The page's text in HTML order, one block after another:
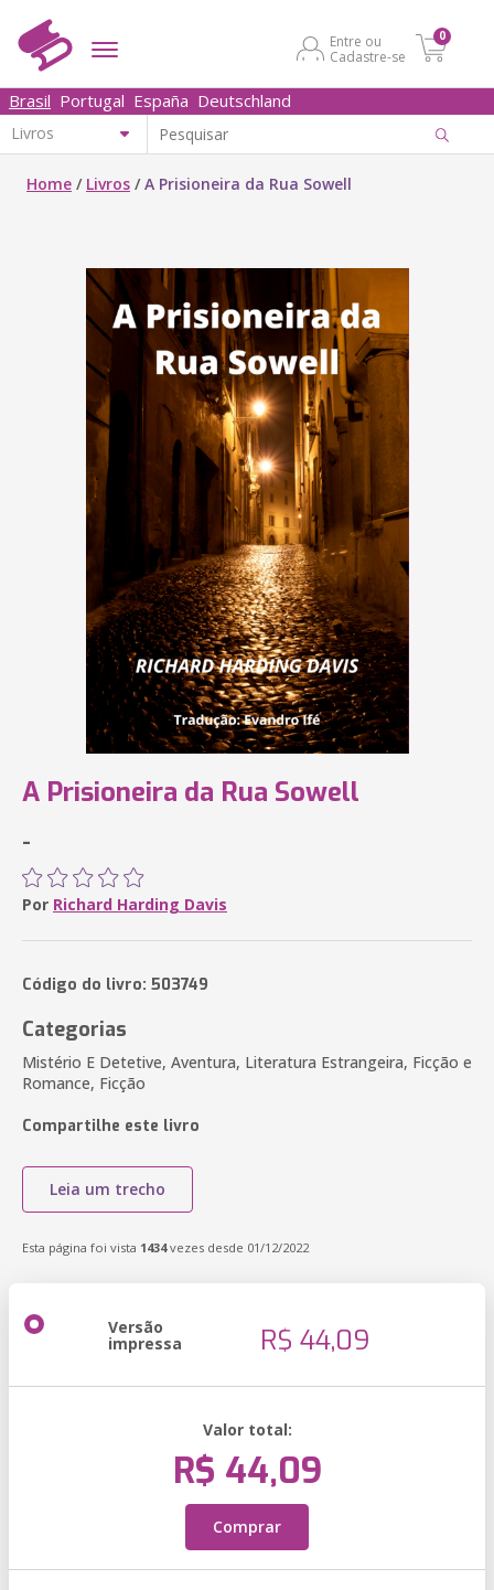
Entre ou
Cadastre-se
0
Brasil Portugal España Deutschland
Home / Livros /A Prisioneira da Rua Sowell
A Prisioneira da Rua Sowell
-
Por Richard Harding Davis
Código do livro: 503749
Categorias
Mistério E Detetive, Aventura, Literatura Estrangeira, Ficção e
Romance, Ficção
Compartilhe este livro
Leia um trecho
Esta página foi vista 1434vezes desde 01/12/2022
Versão
impressa R$ 44,09
Valor total:
R$ 44,09
Comprar